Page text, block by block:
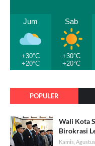
Jum
+30°C
+20°C
Sab
+30°C
+20°C
POPULER
Wali Kota
Birokrasi
Kamis,